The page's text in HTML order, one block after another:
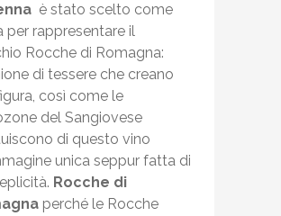
è stato scelto come
per rappresentare il
Rocche di Romagna:
di tessere che creano
così come le
del Sangiovese
di questo vino
unica seppur fatta di
Rocche di
perché le Rocche